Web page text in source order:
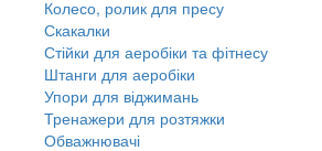
Колесо, ролик для пресу
Скакалки
Стійки для аеробіки та фітнесу
Штанги для аеробіки
Упори для віджимань
Тренажери для розтяжки
Обважнювачі